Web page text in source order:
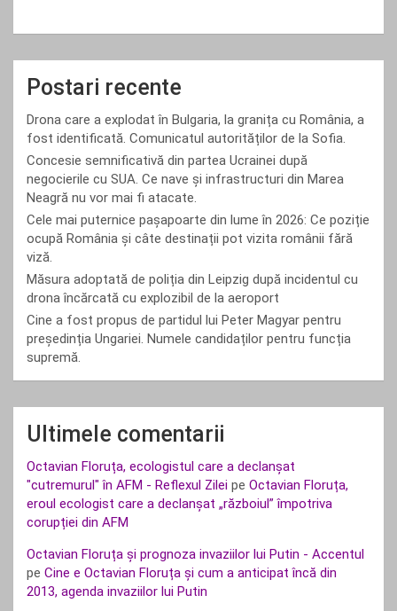
Postari recente
Drona care a explodat în Bulgaria, la granița cu România, a
fost identificată. Comunicatul autorităților de la Sofia.
Concesie semnificativă din partea Ucrainei după
negocierile cu SUA. Ce nave și infrastructuri din Marea
Neagră nu vor mai fi atacate.
Cele mai puternice pașapoarte din lume în 2026: Ce poziție
ocupă România și câte destinații pot vizita românii fără
viză.
Măsura adoptată de poliția din Leipzig după incidentul cu
drona încărcată cu explozibil de la aeroport
Cine a fost propus de partidul lui Peter Magyar pentru
președinția Ungariei. Numele candidaților pentru funcția
supremă.
Ultimele comentarii
Octavian Floruța, ecologistul care a declanșat
"cutremurul" în AFM - Reflexul Zilei pe Octavian Floruța,
eroul ecologist care a declanșat „războiul” împotriva
corupției din AFM
Octavian Floruța și prognoza invaziilor lui Putin - Accentul
pe Cine e Octavian Floruța și cum a anticipat încă din
2013, agenda invaziilor lui Putin